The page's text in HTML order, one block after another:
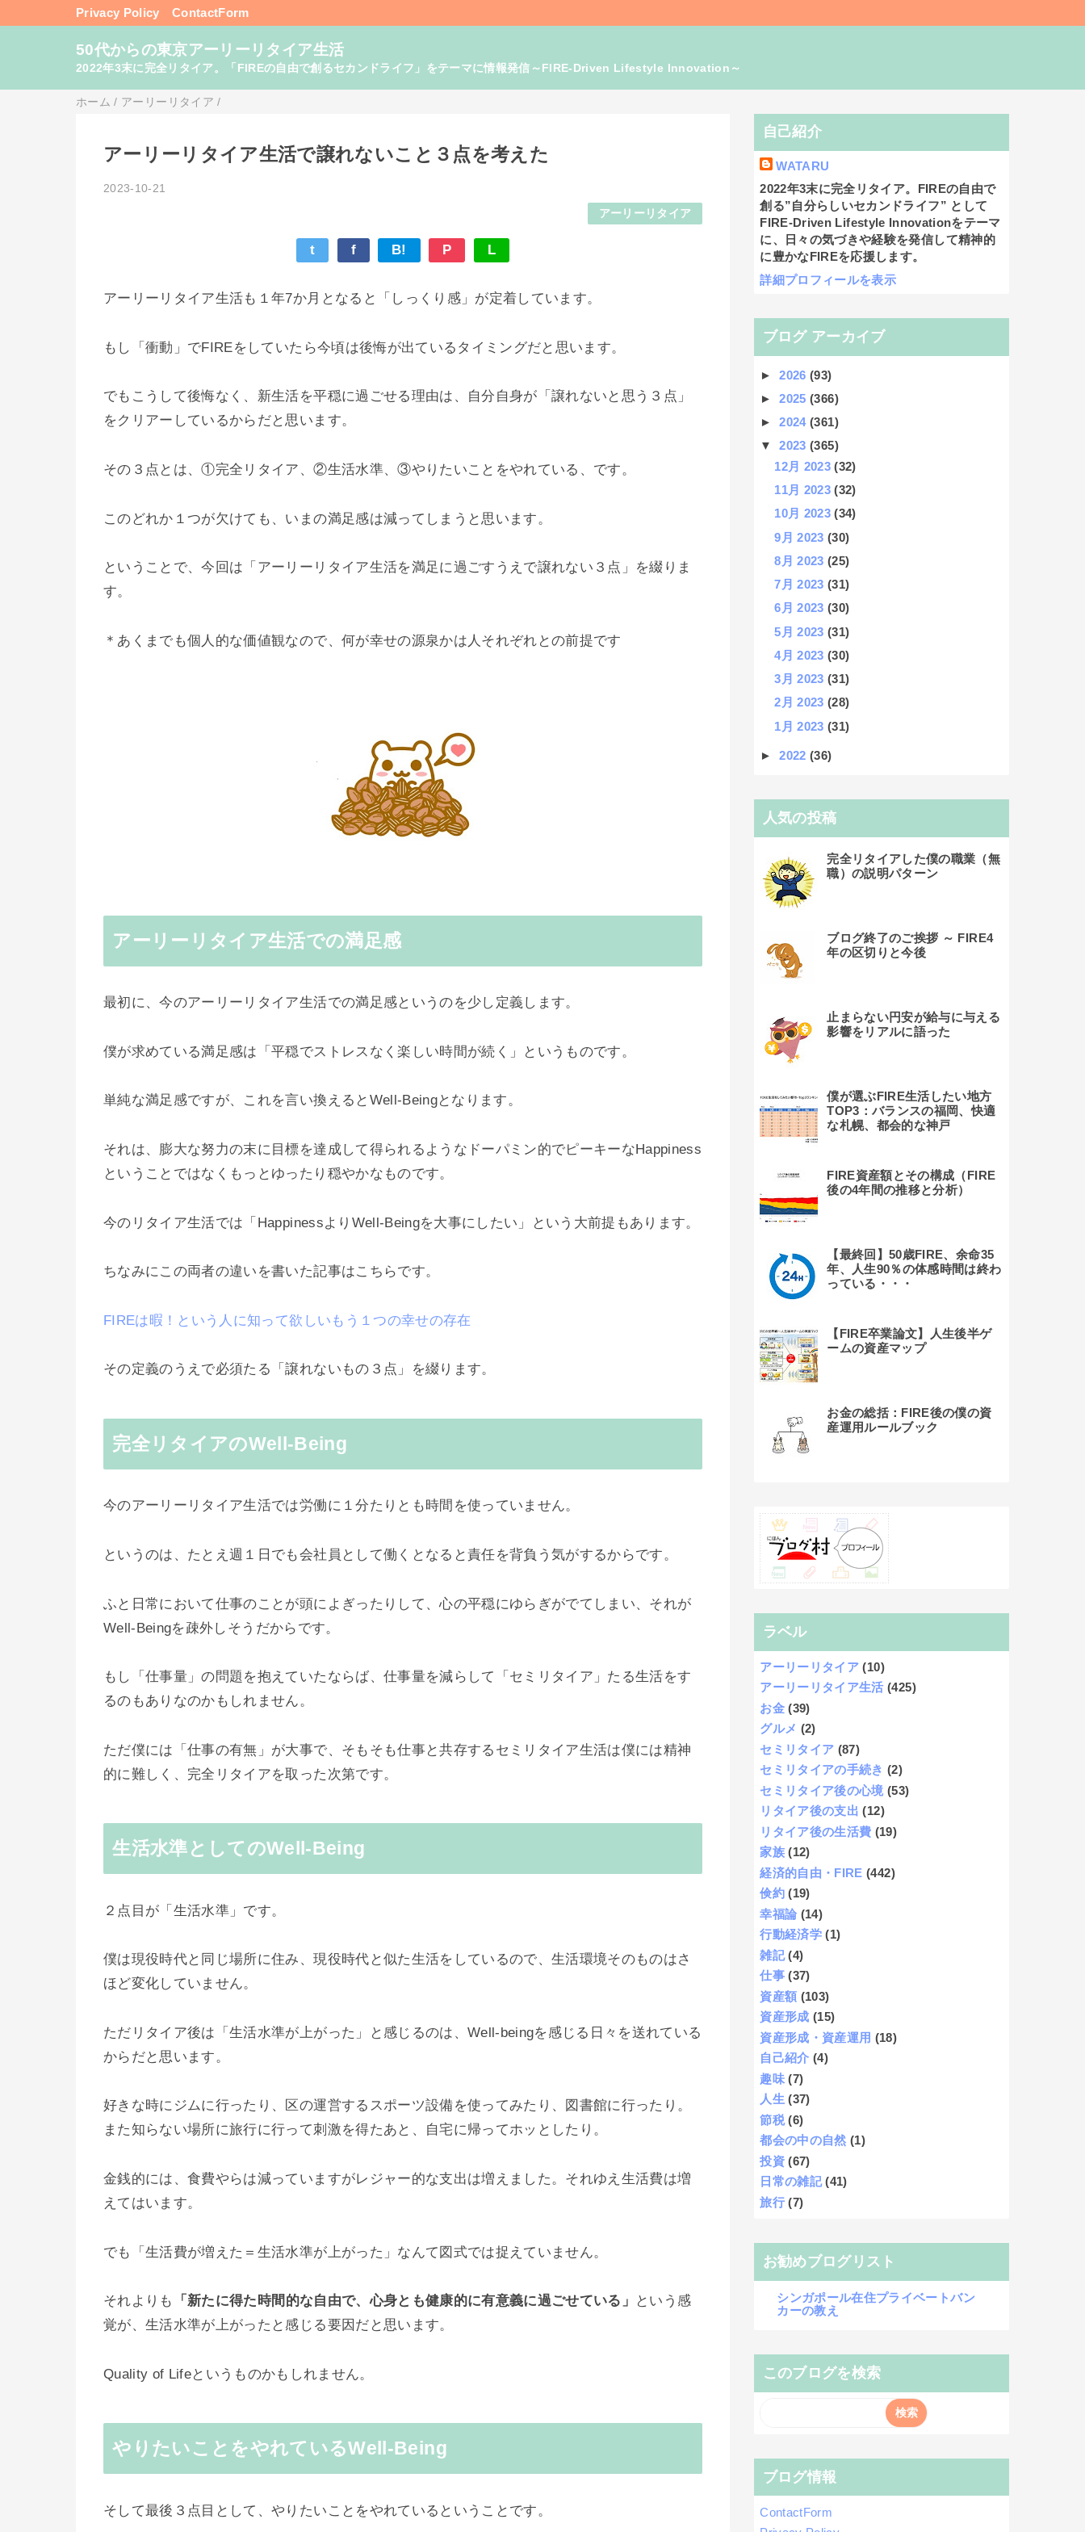
Privacy Policy ContactForm
50代からの東京アーリーリタイア生活
2022年3末に完全リタイア。「FIREの自由で創るセカンドライフ」をテーマに情報発信～FIRE-Driven Lifestyle Innovation～
ホーム / アーリーリタイア /
アーリーリタイア生活で譲れないこと３点を考えた
2023-10-21
アーリーリタイア
t f B! P L
アーリーリタイア生活も１年7か月となると「しっくり感」が定着しています。
もし「衝動」でFIREをしていたら今頃は後悔が出ているタイミングだと思います。
でもこうして後悔なく、新生活を平穏に過ごせる理由は、自分自身が「譲れないと思う３点」
をクリアーしているからだと思います。
その３点とは、①完全リタイア、②生活水準、③やりたいことをやれている、です。
このどれか１つが欠けても、いまの満足感は減ってしまうと思います。
ということで、今回は「アーリーリタイア生活を満足に過ごすうえで譲れない３点」を綴りま
す。
＊あくまでも個人的な価値観なので、何が幸せの源泉かは人それぞれとの前提です
アーリーリタイア生活での満足感
最初に、今のアーリーリタイア生活での満足感というのを少し定義します。
僕が求めている満足感は「平穏でストレスなく楽しい時間が続く」というものです。
単純な満足感ですが、これを言い換えるとWell-Beingとなります。
それは、膨大な努力の末に目標を達成して得られるようなドーパミン的でピーキーなHappiness
ということではなくもっとゆったり穏やかなものです。
今のリタイア生活では「HappinessよりWell-Beingを大事にしたい」という大前提もあります。
ちなみにこの両者の違いを書いた記事はこちらです。
FIREは暇！という人に知って欲しいもう１つの幸せの存在
その定義のうえで必須たる「譲れないもの３点」を綴ります。
完全リタイアのWell-Being
今のアーリーリタイア生活では労働に１分たりとも時間を使っていません。
というのは、たとえ週１日でも会社員として働くとなると責任を背負う気がするからです。
ふと日常において仕事のことが頭によぎったりして、心の平穏にゆらぎがでてしまい、それが
Well-Beingを疎外しそうだからです。
もし「仕事量」の問題を抱えていたならば、仕事量を減らして「セミリタイア」たる生活をす
るのもありなのかもしれません。
ただ僕には「仕事の有無」が大事で、そもそも仕事と共存するセミリタイア生活は僕には精神
的に難しく、完全リタイアを取った次第です。
生活水準としてのWell-Being
２点目が「生活水準」です。
僕は現役時代と同じ場所に住み、現役時代と似た生活をしているので、生活環境そのものはさ
ほど変化していません。
ただリタイア後は「生活水準が上がった」と感じるのは、Well-beingを感じる日々を送れている
からだと思います。
好きな時にジムに行ったり、区の運営するスポーツ設備を使ってみたり、図書館に行ったり。
また知らない場所に旅行に行って刺激を得たあと、自宅に帰ってホッとしたり。
金銭的には、食費やらは減っていますがレジャー的な支出は増えました。それゆえ生活費は増
えてはいます。
でも「生活費が増えた＝生活水準が上がった」なんて図式では捉えていません。
それよりも 「新たに得た時間的な自由で、心身とも健康的に有意義に過ごせている」
という感
覚が、生活水準が上がったと感じる要因だと思います。
Quality of Lifeというものかもしれません。
やりたいことをやれているWell-Being
そして最後３点目として、やりたいことをやれているということです。
自己紹介
WATARU
2022年3末に完全リタイア。FIREの自由で
創る”自分らしいセカンドライフ” として
FIRE-Driven Lifestyle Innovationをテーマ
に、日々の気づきや経験を発信して精神的
に豊かなFIREを応援します。
詳細プロフィールを表示
ブログ アーカイブ
►2026(93)
►2025(366)
►2024(361)
▼2023(365)
12月 2023(32)
11月 2023(32)
10月 2023(34)
9月 2023(30)
8月 2023(25)
7月 2023(31)
6月 2023(30)
5月 2023(31)
4月 2023(30)
3月 2023(31)
2月 2023(28)
1月 2023(31)
►2022(36)
人気の投稿
完全リタイアした僕の職業（無
職）の説明パターン
ブログ終了のご挨拶 ～ FIRE4
年の区切りと今後
止まらない円安が給与に与える
影響をリアルに語った
僕が選ぶFIRE生活したい地方
TOP3：バランスの福岡、快適
な札幌、都会的な神戸
FIRE資産額とその構成（FIRE
後の4年間の推移と分析）
【最終回】50歳FIRE、余命35
年、人生90％の体感時間は終わ
っている・・・
【FIRE卒業論文】人生後半ゲ
ームの資産マップ
お金の総括：FIRE後の僕の資
産運用ルールブック
ラベル
アーリーリタイア (10)
アーリーリタイア生活 (425)
お金 (39)
グルメ (2)
セミリタイア (87)
セミリタイアの手続き (2)
セミリタイア後の心境 (53)
リタイア後の支出 (12)
リタイア後の生活費 (19)
家族 (12)
経済的自由・FIRE (442)
倹約 (19)
幸福論 (14)
行動経済学 (1)
雑記 (4)
仕事 (37)
資産額 (103)
資産形成 (15)
資産形成・資産運用 (18)
自己紹介 (4)
趣味 (7)
人生 (37)
節税 (6)
都会の中の自然 (1)
投資 (67)
日常の雑記 (41)
旅行 (7)
お勧めブログリスト
シンガポール在住プライベートバン
カーの教え
このブログを検索
ブログ情報
ContactForm